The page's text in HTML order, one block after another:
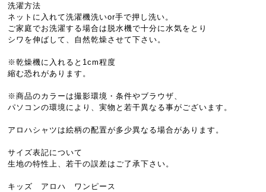
洗濯方法
ネットに入れて洗濯機洗いor手で押し洗い。
ご家庭でお洗濯する場合は脱水機で十分に水気をとり
シワを伸ばして、自然乾燥させて下さい。
※乾燥機に入れると1cm程度
縮む恐れがあります。
※商品のカラーは撮影環境・条件やブラウザ、
パソコンの環境により、実物と若干異なる事がございます。
アロハシャツは絵柄の配置が多少異なる場合があります。
サイズ表記について
生地の特性上、若干の誤差はご了承下さい。
キッズ アロハ ワンピース